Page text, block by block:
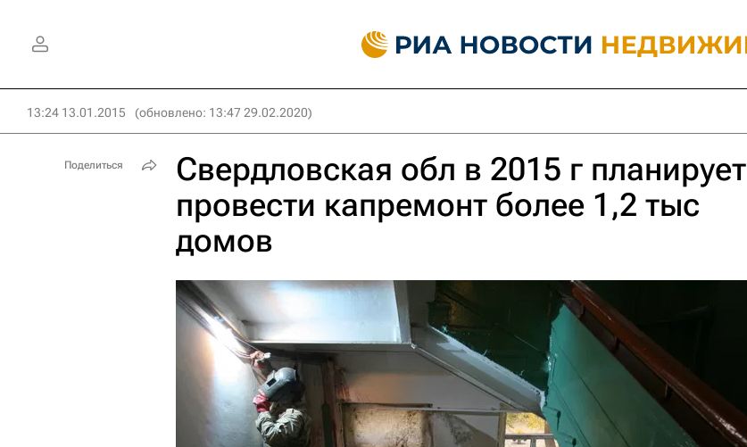
13:24 13.01.2015 (обновлено: 13:47 29.02.2020)
Свердловская обл в 2015 г планирует
провести капремонт более 1,2 тыс
домов
Поделиться